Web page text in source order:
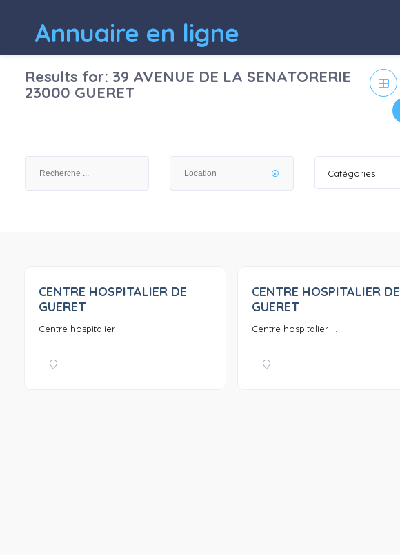
Annuaire en ligne
Results for: 39 AVENUE DE LA SENATORERIE
23000 GUERET
Catégories
0
CENTRE HOSPITALIER DE
GUERET
Centre hospitalier ...
0
CENTRE HOSPITALIER DE
GUERET
Centre hospitalier ...